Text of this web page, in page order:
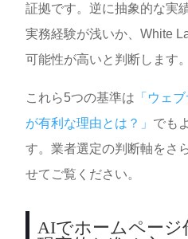
証拠です。逆に抽象的な実
実務経験が浅いか、White
可能性が高いと判断します。
これら5つの基準は 「ウェ
が有利な理由とは？」 でも
す。業者選定の判断軸をさ
せてご覧ください。
AIでホームページ